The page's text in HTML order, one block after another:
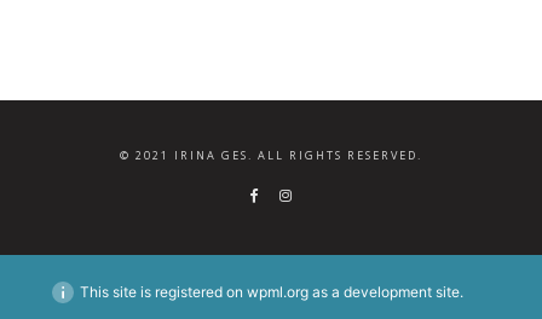
© 2021 IRINA GES. ALL RIGHTS RESERVED.
This site is registered on wpml.orgas a development site.